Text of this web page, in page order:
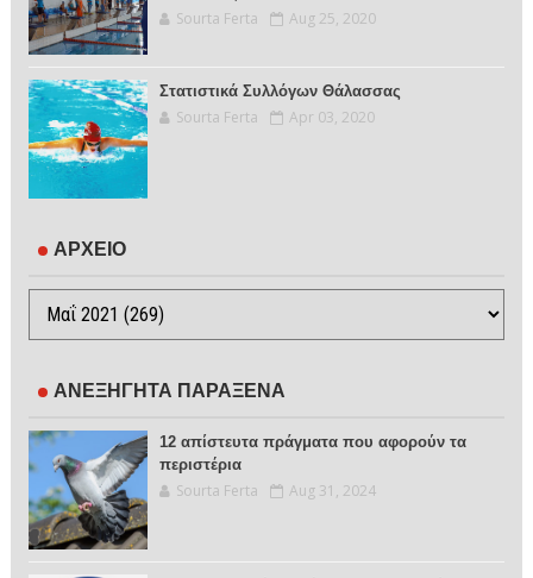
Sourta Ferta Aug 25, 2020
Στατιστικά Συλλόγων Θάλασσας
Sourta Ferta Apr 03, 2020
ΑΡΧΕΙΟ
ΑΝΕΞΗΓΗΤΑ ΠΑΡΑΞΕΝΑ
12 απίστευτα πράγματα που αφορούν τα
περιστέρια
Sourta Ferta Aug 31, 2024